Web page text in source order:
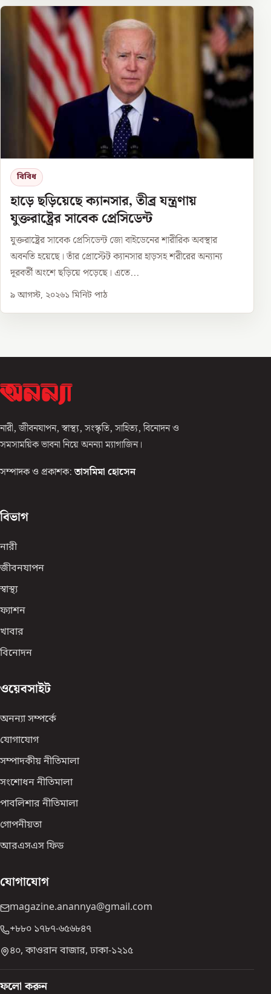
বিবিধ
হাড়ে ছড়িয়েছে ক্যানসার, তীব্র যন্ত্রণায়
যুক্তরাষ্ট্রের সাবেক প্রেসিডেন্ট
যুক্তরাষ্ট্রের সাবেক প্রেসিডেন্ট জো বাইডেনের শারীরিক অবস্থার
অবনতি হয়েছে। তাঁর প্রোস্টেট ক্যানসার হাড়সহ শরীরের অন্যান্য
দূরবর্তী অংশে ছড়িয়ে পড়েছে। এতে...
৯ আগস্ট, ২০২৬১ মিনিট পাঠ
নারী, জীবনযাপন, স্বাস্থ্য, সংস্কৃতি, সাহিত্য, বিনোদন ও
সমসাময়িক ভাবনা নিয়ে অনন্যা ম্যাগাজিন।
সম্পাদক ও প্রকাশক: তাসমিমা হোসেন
বিভাগ
নারী
জীবনযাপন
স্বাস্থ্য
ফ্যাশন
খাবার
বিনোদন
ওয়েবসাইট
অনন্যা সম্পর্কে
যোগাযোগ
সম্পাদকীয় নীতিমালা
সংশোধন নীতিমালা
পাবলিশার নীতিমালা
গোপনীয়তা
আরএসএস ফিড
যোগাযোগ
magazine.anannya@gmail.com
+৮৮০ ১৭৮৭-৬৫৬৮৪৭
৪০, কাওরান বাজার, ঢাকা-১২১৫
ফলো করুন